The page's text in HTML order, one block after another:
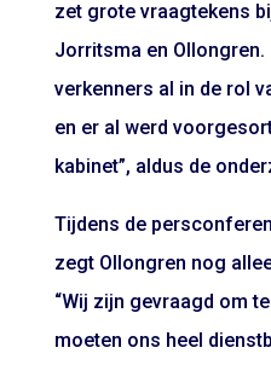
zet grote vraagtekens
Jorritsma en Ollongren.
verkenners al in de rol
en er al werd
kabinet”, aldus de
Tijdens de
zegt Ollongren nog
“Wij zijn gevraagd om
moeten ons heel